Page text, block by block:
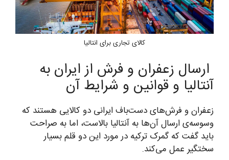
کالای تجاری برای انتالیا
ارسال زعفران و فرش از ایران به
آنتالیا و قوانین و شرایط آن
زعفران و فرش‌های دست‌باف ایرانی دو کالایی هستند که
وسوسه‌ی ارسال آن‌ها به آنتالیا بالاست، اما به صراحت
باید گفت که گمرک ترکیه در مورد این دو قلم بسیار
سختگیر عمل می‌کند.